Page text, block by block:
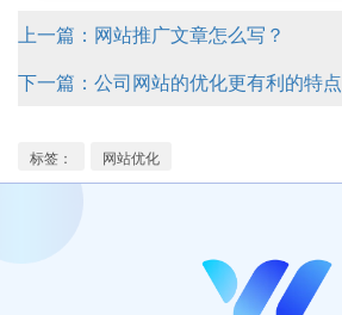
上一篇：网站推广文章怎么写？
下一篇：公司网站的优化更有利的特点
标签： 网站优化